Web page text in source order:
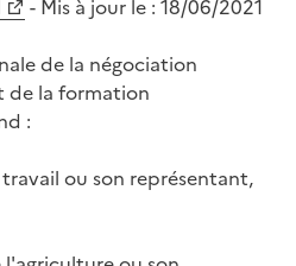
- Mis à jour le : 18/06/2021
de la négociation
de la formation
:
ou son représentant,